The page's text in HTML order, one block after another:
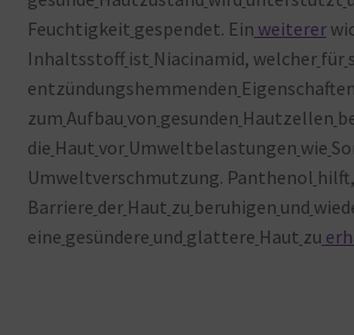
Feuchtigkeit gespendet. Ein weiterer
Inhaltsstoff ist Niacinamid, welcher für
entzündungshemmenden Eigenschaften
zum Aufbau von gesunden Hautzellen
die Haut vor Umweltbelastungen wie
Umweltverschmutzung. Panthenol
Barriere der Haut zu beruhigen und
eine gesündere und glattere Haut zu